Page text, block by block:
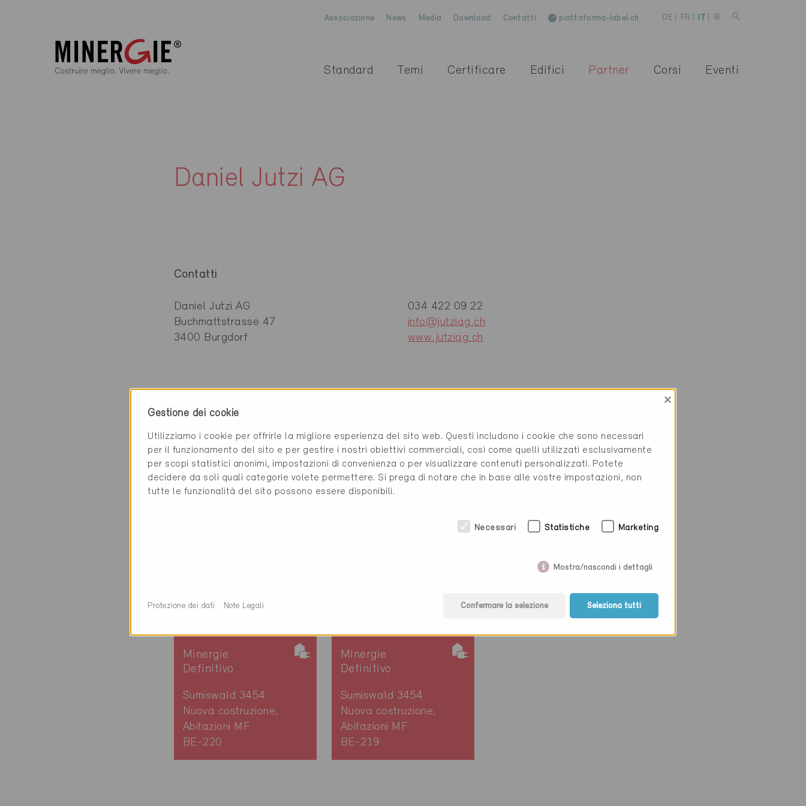
Associazione News Media Download Contatti piattaforma-label.ch DE FR IT
Standard Temi Certificare Edifici Partner Corsi Eventi
Daniel Jutzi AG
Contatti
Daniel Jutzi AG
Buchmattstrasse 47
3400 Burgdorf
034 422 09 22
info@jutziag.ch
www.jutziag.ch
Categoria
Pianificazione
Riscaldamento elettrico ad accumulo / Sanitario
Minergie
Definitivo
Sumiswald 3454
Nuova costruzione,
Abitazioni MF
BE-220
Minergie
Definitivo
Sumiswald 3454
Nuova costruzione,
Abitazioni MF
BE-219
Gestione dei cookie
×
Utilizziamo i cookie per offrirle la migliore esperienza del sito web. Questi includono i cookie che sono necessari
per il funzionamento del sito e per gestire i nostri obiettivi commerciali, così come quelli utilizzati esclusivamente
per scopi statistici anonimi, impostazioni di convenienza o per visualizzare contenuti personalizzati. Potete
decidere da soli quali categorie volete permettere. Si prega di notare che in base alle vostre impostazioni, non
tutte le funzionalità del sito possono essere disponibili.
Necessari Statistiche Marketing
Mostra/nascondi i dettagli
Confermare la selezione Seleziona tutti
Protezione dei dati Note Legali